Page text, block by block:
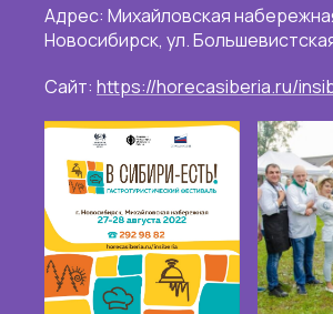
Адрес: Михайловская
Новосибирск, ул.
Сайт: https://horecasiberia.ru/